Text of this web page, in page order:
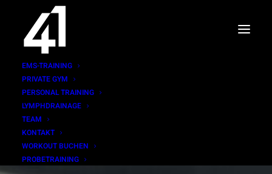
EMS-TRAINING
PRIVATE GYM
PERSONAL TRAINING
LYMPHDRAINAGE
TEAM
KONTAKT
WORKOUT BUCHEN
PROBETRAINING